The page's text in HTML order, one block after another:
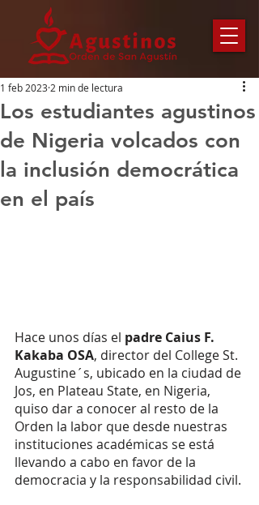
Los estudiantes agustinos
de Nigeria volcados con
la inclusión democrática
en el país
1 feb 2023 2 min de lectura
Hace unos días el padre Caius F.
Kakaba OSA, director del College St.
Augustine´s, ubicado en la ciudad de
Jos, en Plateau State, en Nigeria,
quiso dar a conocer al resto de la
Orden la labor que desde nuestras
instituciones académicas se está
llevando a cabo en favor de la
democracia y la responsabilidad civil.